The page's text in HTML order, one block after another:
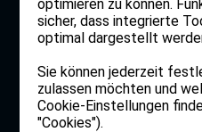
Entdecken Sie als
Verkaufs-
ZUM
optimieren zu können.
sicher, dass integrierte
optimal dargestellt
Sie können jederzeit
zulassen möchten und
Cookie-Einstellungen
"Cookies").